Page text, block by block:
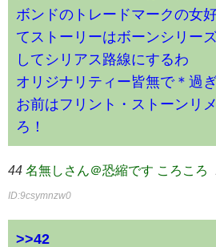
ボンドのトレードマークの女
てストーリーはボーンシリー
してシリアス路線にするわ
オリジナリティー皆無で＊過
お前はフリント・ストーンリ
ろ！
44 名無しさん＠恐縮です ころころ
ID:9csymnzw0
>>42